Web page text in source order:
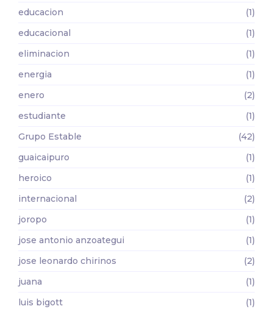
educacion
(1)
educacional
(1)
eliminacion
(1)
energia
(1)
enero
(2)
estudiante
(1)
Grupo Estable
(42)
guaicaipuro
(1)
heroico
(1)
internacional
(2)
joropo
(1)
jose antonio anzoategui
(1)
jose leonardo chirinos
(2)
juana
(1)
luis bigott
(1)